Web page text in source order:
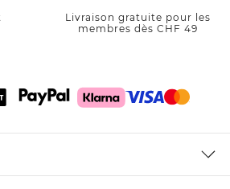
Livraison gratuite pour les
membres dès CHF 49